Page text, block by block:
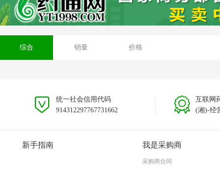
综合 销量 价格
统一社会信用代码
914312297767731662
互联网
(湘)-经
新手指南 我是采购商
采购商合同